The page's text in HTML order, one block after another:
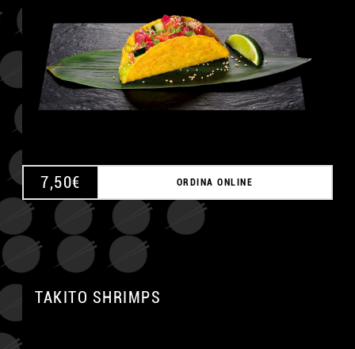
7,50€ ORDINA ONLINE
TAKITO SHRIMPS